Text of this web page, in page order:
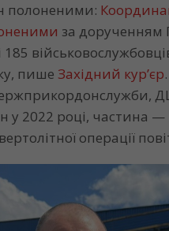
полоненими:
за дорученням
185
пише Західний кур’єр
у 2022 році, частина
операції